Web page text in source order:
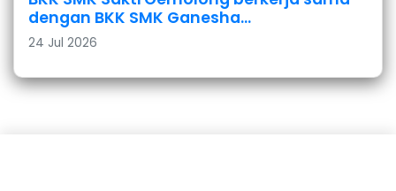
dengan BKK SMK Ganesha...
24 Jul 2026